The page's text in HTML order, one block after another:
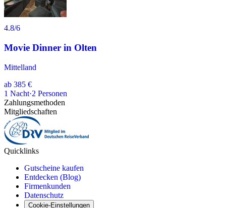
4.8/6
Movie Dinner in Olten
Mittelland
ab 385 €
1 Nacht·2 Personen
Zahlungsmethoden
Mitgliedschaften
Quicklinks
Gutscheine kaufen
Entdecken (Blog)
Firmenkunden
Datenschutz
Cookie-Einstellungen